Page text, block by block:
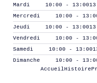
Mardi
10:00 - 13:00
Mercredi
10:00 -
Jeudi
10:00 - 13:00
Vendredi
10:00 -
Samedi
10:00 - 13:00
Dimanche
10:00 -
AccueilHistoire